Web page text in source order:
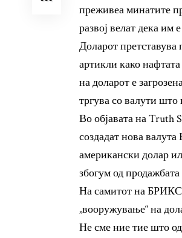
преживеа минатите
развој велат дека
Доларот
артикли како
на доларот е
тргува со валути што
Во објавата на Truth
создадат нова
американски долар
збогум од
На самитот на БРИКС
„вооружување“ на
Не сме ние тие што